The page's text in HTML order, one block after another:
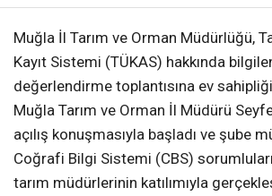
Muğla İl Tarım ve Orman Müdürlüğü,
Kayıt Sistemi (TÜKAS) hakkında
değerlendirme toplantısına ev sahipliği
Muğla Tarım ve Orman İl Müdürü
açılış konuşmasıyla başladı ve şube
Coğrafi Bilgi Sistemi (CBS)
tarım müdürlerinin katılımıyla